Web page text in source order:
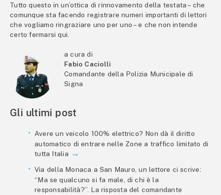
Tutto questo in un’ottica di rinnovamento della testata – che
comunque sta facendo registrare numeri importanti di lettori
che vogliamo ringraziare uno per uno – e che non intende
certo fermarsi qui.
a cura di
Fabio Caciolli
Comandante della Polizia Municipale di
Signa
Gli ultimi post
Avere un veicolo 100% elettrico? Non dà il diritto
automatico di entrare nelle Zone a traffico limitato di
tutta Italia
Via della Monaca a San Mauro, un lettore ci scrive:
“Ma se qualcuno si fa male, di chi è la
responsabilità?”. La risposta del comandante